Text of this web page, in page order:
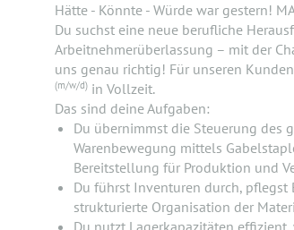
Hätte - Könnte - Würde war gestern!
Du suchst eine neue berufliche
Arbeitnehmerüberlassung – mit der
uns genau richtig! Für unseren
(m/w/d) in Vollzeit.
Das sind deine Aufgaben:
Du übernimmst die Steuerung des
Warenbewegung mittels
Bereitstellung für Produktion und
Du führst Inventuren durch, pflegst
strukturierte Organisation der